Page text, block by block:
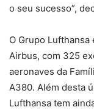
o seu sucesso”,
O Grupo
Airbus, com 325
aeronaves da
A380. Além desta
Lufthansa tem